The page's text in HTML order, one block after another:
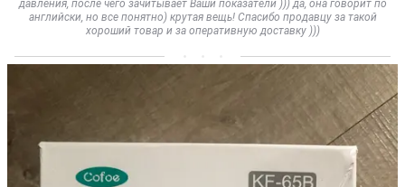
давления, после чего зачитывает Ваши показатели ))) да, она говорит по
английски, но все понятно) крутая вещь! Спасибо продавцу за такой
хороший товар и за оперативную доставку )))